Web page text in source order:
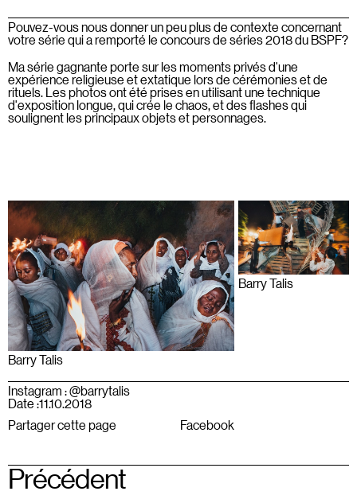
Pouvez-vous nous donner un peu plus de contexte concernant
votre série qui a remporté le concours de séries 2018 du BSPF?
Ma série gagnante porte sur les moments privés d'une
expérience religieuse et extatique lors de cérémonies et de
rituels. Les photos ont été prises en utilisant une technique
d'exposition longue, qui crée le chaos, et des flashes qui
soulignent les principaux objets et personnages.
Barry Talis
Barry Talis
Instagram : @barrytalis
Date :11.10.2018
Partager cette page
Facebook
Précédent